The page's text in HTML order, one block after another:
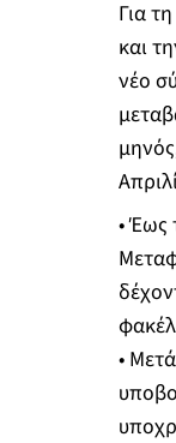
Για
και
νέο
• Έως
•